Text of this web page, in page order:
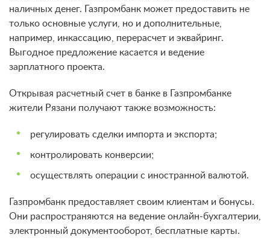
наличных денег. Газпромбанк может предоставить не
только основные услуги, но и дополнительные,
например, инкассацию, перерасчет и эквайринг.
Выгодное предложение касается и ведение
зарплатного проекта.
Открывая расчетный счет в банке в Газпромбанке
жители Рязани получают также возможность:
регулировать сделки импорта и экспорта;
контролировать конверсии;
осуществлять операции с иностранной валютой.
Газпромбанк предоставляет своим клиентам и бонусы.
Они распространяются на ведение онлайн-бухгалтерии,
электронный документооборот, бесплатные карты.